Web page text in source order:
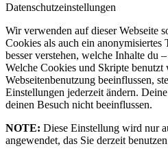
Datenschutzeinstellungen
Wir verwenden auf dieser Webseite
Cookies als auch ein
besser verstehen, welche Inhalte du
Welche Cookies und Skripte benutzt
Webseitenbenutzung beeinflussen,
Einstellungen jederzeit ändern.
deinen Besuch nicht beeinflussen.
NOTE: Diese Einstellung wird nur
angewendet, das Sie derzeit